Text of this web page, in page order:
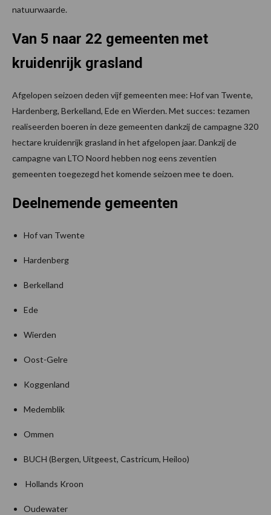
natuurwaarde.
Van 5 naar 22 gemeenten met
kruidenrijk grasland
Afgelopen seizoen deden vijf gemeenten mee: Hof van Twente,
Hardenberg, Berkelland, Ede en Wierden. Met succes: tezamen
realiseerden boeren in deze gemeenten dankzij de campagne 320
hectare kruidenrijk grasland in het afgelopen jaar. Dankzij de
campagne van LTO Noord hebben nog eens zeventien
gemeenten toegezegd het komende seizoen mee te doen.
Deelnemende gemeenten
Hof van Twente
Hardenberg
Berkelland
Ede
Wierden
Oost-Gelre
Koggenland
Medemblik
Ommen
BUCH (Bergen, Uitgeest, Castricum, Heiloo)
Hollands Kroon
Oudewater